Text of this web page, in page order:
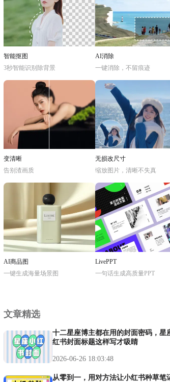
智能抠图
3秒智能识别除背景
AI消除
一键消除，不留痕迹
变清晰
告别渣画质
无损改尺寸
缩放图片，清晰不失真
AI商品图
一键生成海量场景图
LivePPT
一句话生成高质量PPT
文章精选
十二星座博主都在用的封面密码，星
红书封面标题这样写才吸睛
2026-06-26 18:03:48
从零到一，用对方法让小红书种草笔